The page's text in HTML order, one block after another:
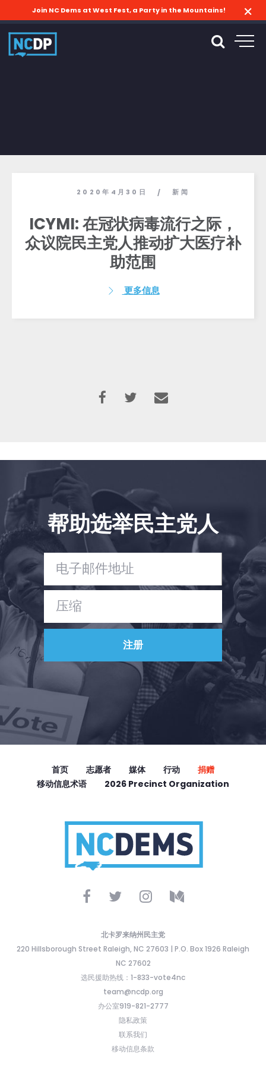
首页
Shop
Take Back the Courts
您的派对
行动
捐赠
Join NC Dems at West Fest, a Party in the Mountains!
2020年4月30日 / 新闻
ICYMI: 在冠状病毒流行之际，
众议院民主党人推动扩大医疗补
助范围
更多信息
帮助选举民主党人
首页 志愿者 媒体 行动
捐赠
移动信息术语
2026 Precinct Organization
北卡罗来纳州民主党
220 Hillsborough Street Raleigh, NC 27603 | P.O. Box 1926 Raleigh
NC 27602
选民援助热线：1-833-vote4nc
team@ncdp.org
办公室919-821-2777
隐私政策
联系我们
移动信息条款